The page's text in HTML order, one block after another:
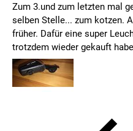
Zum 3.und zum letzten mal
selben Stelle... zum kotzen.
früher. Dafür eine super
trotzdem wieder gekauft